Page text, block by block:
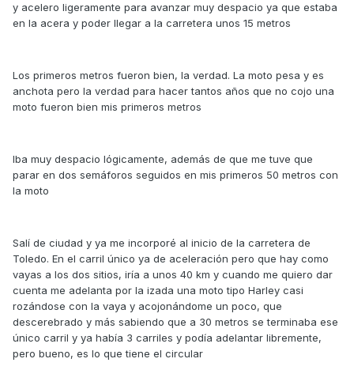
y acelero ligeramente para avanzar muy despacio ya que estaba
en la acera y poder llegar a la carretera unos 15 metros
Los primeros metros fueron bien, la verdad. La moto pesa y es
anchota pero la verdad para hacer tantos años que no cojo una
moto fueron bien mis primeros metros
Iba muy despacio lógicamente, además de que me tuve que
parar en dos semáforos seguidos en mis primeros 50 metros con
la moto
Salí de ciudad y ya me incorporé al inicio de la carretera de
Toledo. En el carril único ya de aceleración pero que hay como
vayas a los dos sitios, iría a unos 40 km y cuando me quiero dar
cuenta me adelanta por la izada una moto tipo Harley casi
rozándose con la vaya y acojonándome un poco, que
descerebrado y más sabiendo que a 30 metros se terminaba ese
único carril y ya había 3 carriles y podía adelantar libremente,
pero bueno, es lo que tiene el circular